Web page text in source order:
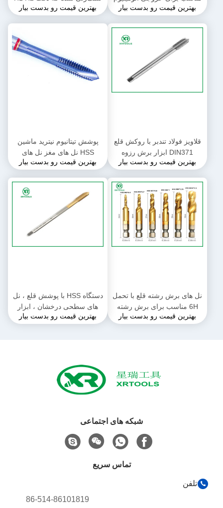
فولاد و فلزات دیگر در محیط
بهترین قیمت رو بدست بیار
H3 H4 را ارائه می‌دهند و برای
بهترین قیمت رو بدست بیار
قلاویز فولاد تندبر با روکش قلع
DIN371 ابزار برش رزوه
مناسب برای کاربردهای صنعتی
بهترین قیمت رو بدست بیار
پوشش تیتانیوم نیترید ماشین
HSS نل های مغز نل های
سطحی لاستیک پوسته شده
بهترین قیمت رو بدست بیار
نل های برش رشته قلع با تحمل
6H مناسب برای برش رشته
حرفه ای در فرآیندهای ساخت
بهترین قیمت رو بدست بیار
دستگاه HSS با پوشش قلع ، نل
های سطحی درخشان ، ابزار
رشته بندی متنوع ایده آل برای
بهترین قیمت رو بدست بیار
شبکه های اجتماعی
تماس سریع
تلفن
86-514-86101819